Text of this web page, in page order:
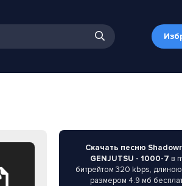
Скачать песню
GENJUTSU - 1000-7 в
битрейтом 320 kbps,
размером 4.9 мб